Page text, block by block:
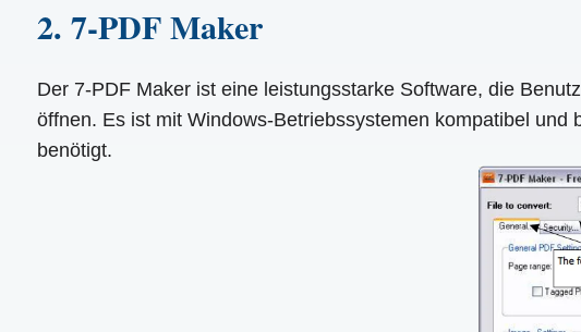
2. 7-PDF Maker
Der 7-PDF Maker ist eine leistungsstarke Software, die
öffnen. Es ist mit Windows-Betriebssystemen kompatibel
benötigt.